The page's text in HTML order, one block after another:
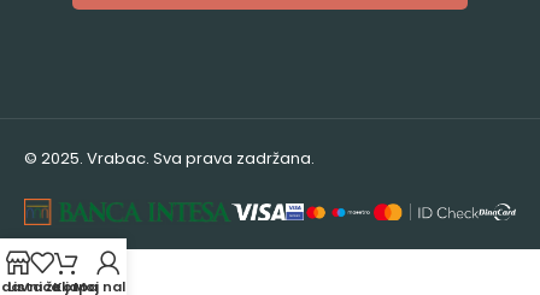
© 2025. Vrabac. Sva prava zadržana.
Lista željaKorpaMoj nalog